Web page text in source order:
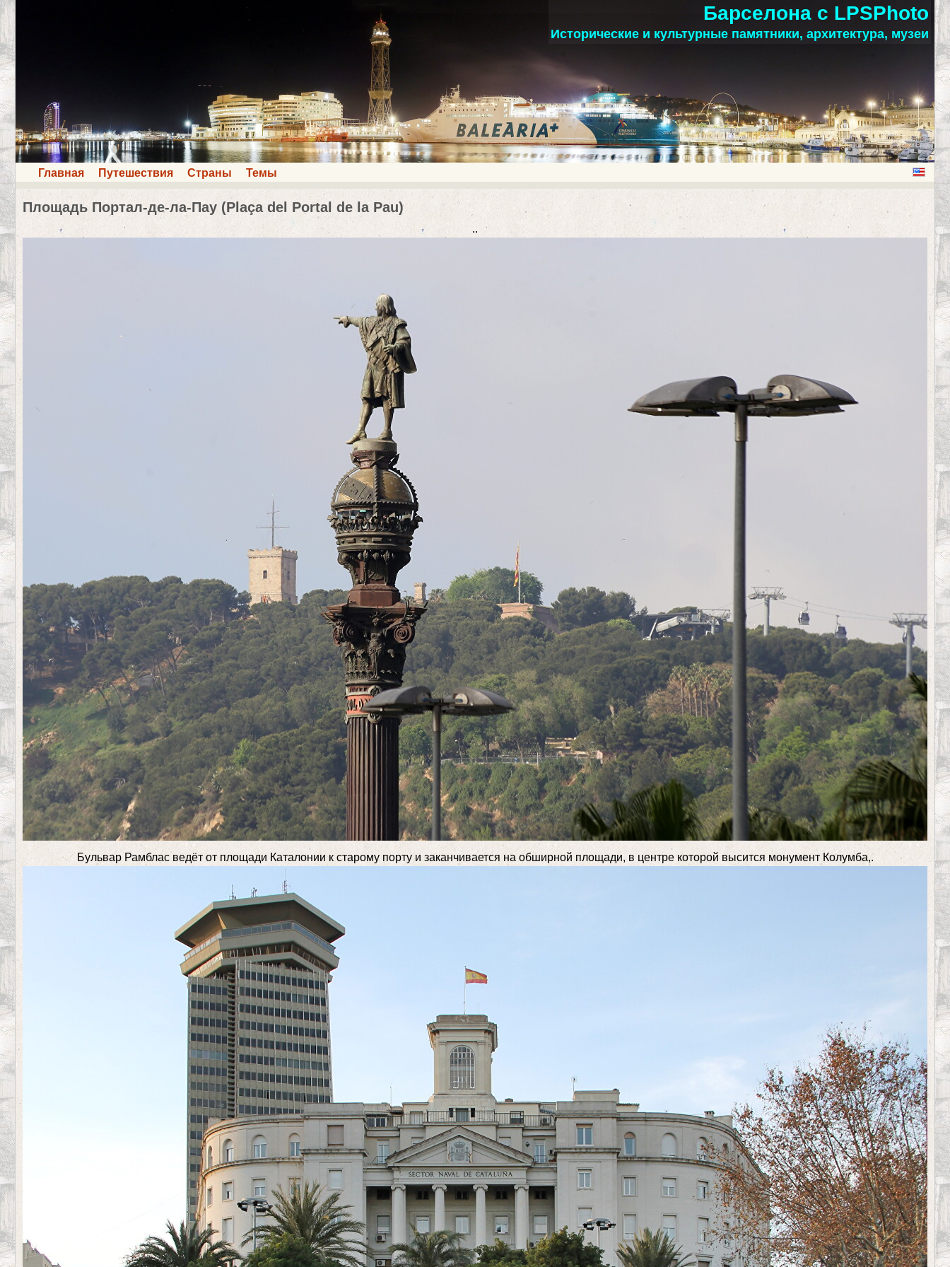
Барселона с LPSPhoto
Исторические и культурные памятники, архитектура, музеи
Главная Путешествия Страны Темы
Площадь Портал-де-ла-Пау (Plaça del Portal de la Pau)
..
Бульвар Рамблас ведёт от площади Каталонии к старому порту и заканчивается на обширной площади, в центре которой высится монумент Колумба,.